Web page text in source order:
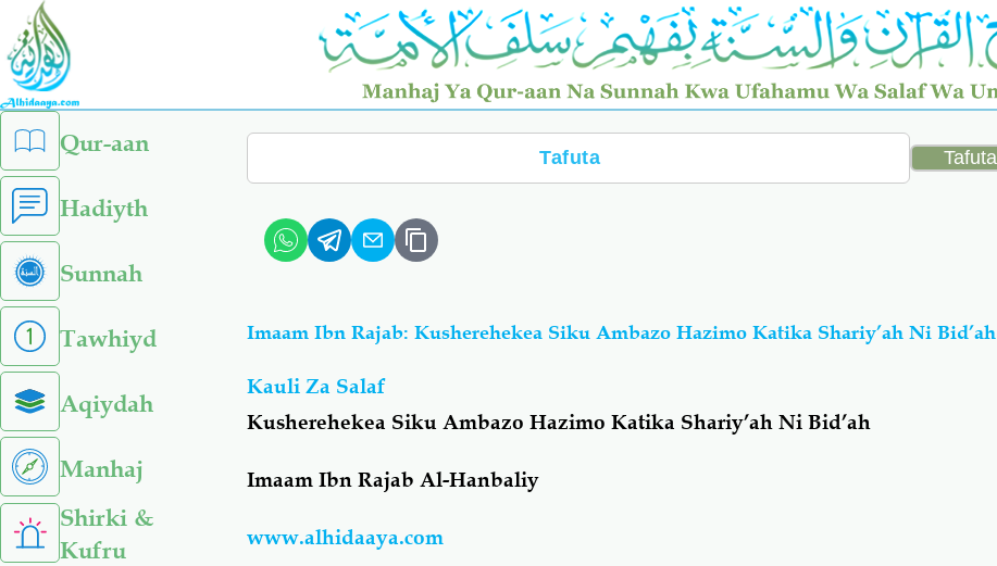
Skip
main
content
left
sidebar
menu
Qur-aan
Hadiyth
Sunnah
Tawhiyd
Aqiydah
Manhaj
Shirki &
Kufru
Search
Imaam Ibn Rajab: Kusherehekea Siku Ambazo Hazimo Katika Shariy’ah Ni Bid’ah
Kauli Za Salaf
Kusherehekea Siku Ambazo Hazimo Katika Shariy’ah Ni Bid’ah
Imaam Ibn Rajab Al-Hanbaliy
www.alhidaaya.com